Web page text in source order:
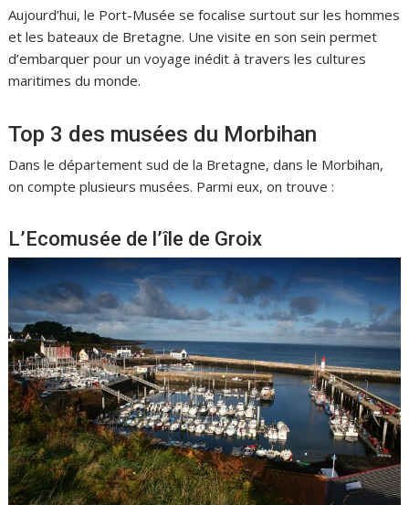
Aujourd’hui, le Port-Musée se focalise surtout sur les hommes
et les bateaux de Bretagne. Une visite en son sein permet
d’embarquer pour un voyage inédit à travers les cultures
maritimes du monde.
Top 3 des musées du Morbihan
Dans le département sud de la Bretagne, dans le Morbihan,
on compte plusieurs musées. Parmi eux, on trouve :
L’Ecomusée de l’île de Groix